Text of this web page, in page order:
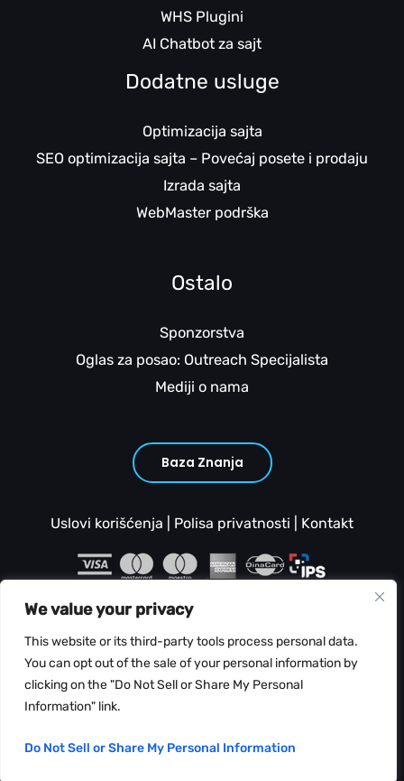
We value your privacy
This website or its third-party tools process personal data.
You can opt out of the sale of your personal information by
clicking on the "Do Not Sell or Share My Personal
Information" link.
Do Not Sell or Share My Personal Information
WHS Plugini
AI Chatbot za sajt
Dodatne usluge
Optimizacija sajta
SEO optimizacija sajta – Povećaj posete i prodaju
Izrada sajta
WebMaster podrška
Ostalo
Sponzorstva
Oglas za posao: Outreach Specijalista
Mediji o nama
Baza Znanja
Uslovi korišćenja Polisa privatnosti Kontakt
Copyright © 2026 Web Hosting Srbija